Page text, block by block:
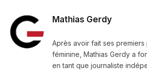
Mathias Gerdy
Après avoir fait ses premiers
féminine, Mathias Gerdy a
en tant que journaliste